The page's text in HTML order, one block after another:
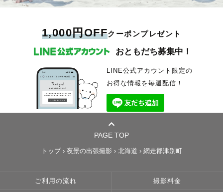
1,000円OFFクーポンプレゼント
おともだち募集中！
LINE公式アカウント限定の
お得な情報を毎週配信！
PAGE TOP
トップ› 夜景の出張撮影 › 北海道 › 網走郡津別町
ご利用の流れ 撮影料金